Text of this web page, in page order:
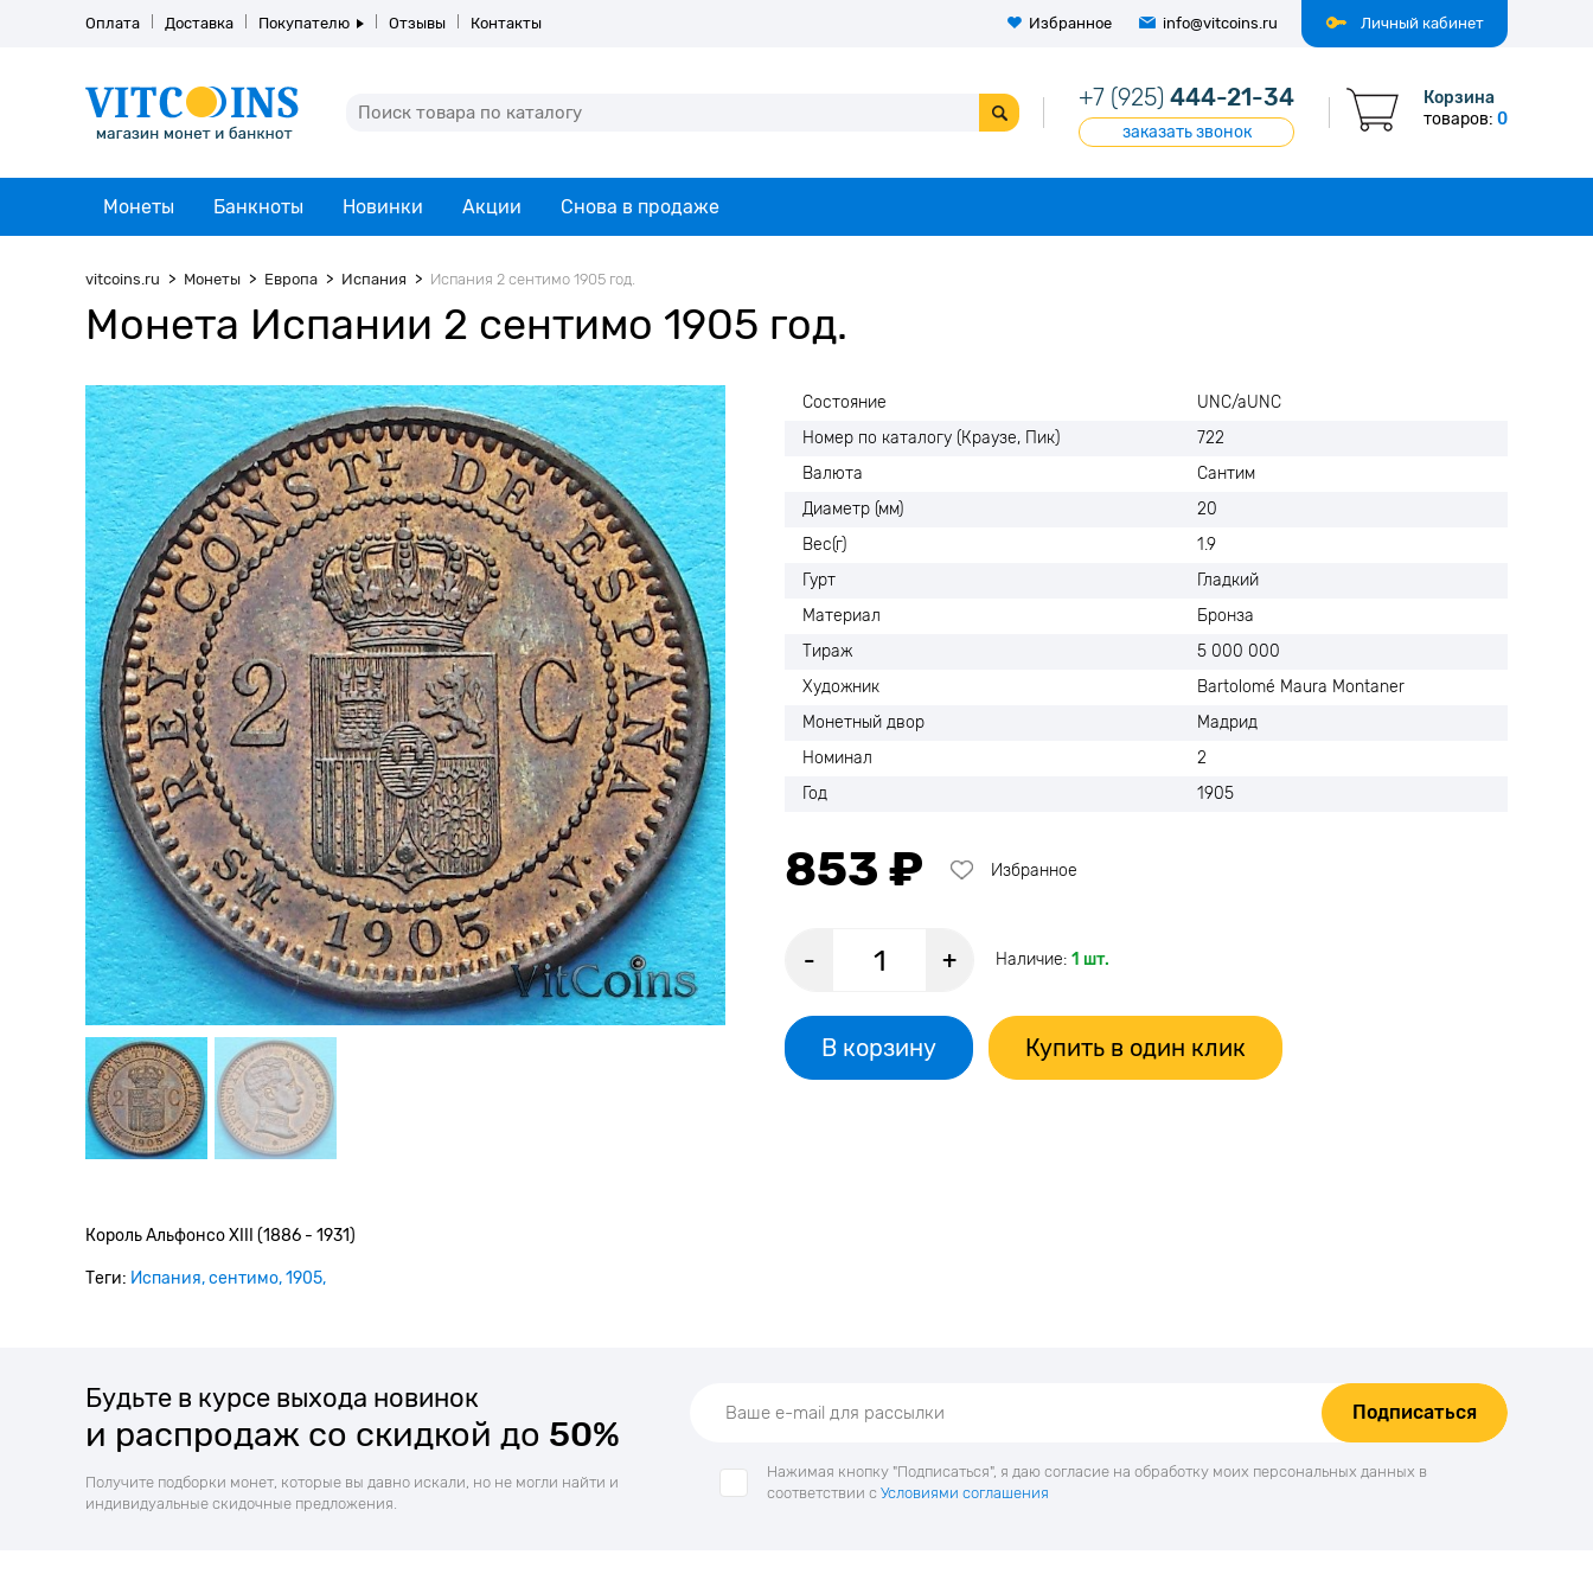
Личный кабинет
Оплата Доставка Покупателю Отзывы Контакты Избранное info@vitcoins.ru
+7 (925) 444-21-34
заказать звонок
Корзина
товаров: 0
Монеты Банкноты Новинки Акции Снова в продаже
vitcoins.ru Монеты Европа Испания Испания 2 сентимо 1905 год.
Монета Испании 2 сентимо 1905 год.
Состояние
UNC/aUNC
Номер по каталогу (Краузе, Пик)
722
Валюта
Сантим
Диаметр (мм)
20
Вес(г)
1.9
Гурт
Гладкий
Материал
Бронза
Тираж
5 000 000
Художник
Bartolomé Maura Montaner
Монетный двор
Мадрид
Номинал
2
Год
1905
853 ₽ Избранное
- + Наличие: 1 шт.
В корзину Купить в один клик
Король Альфонсо XIII (1886 - 1931)
Теги: Испания сентимо 1905
Будьте в курсе выхода новинок
и распродаж со скидкой до 50%
Получите подборки монет, которые вы давно искали, но не могли найти и
индивидуальные скидочные предложения.
Подписаться
Нажимая кнопку "Подписаться", я даю согласие на обработку моих персональных данных в
соответствии с Условиями соглашения